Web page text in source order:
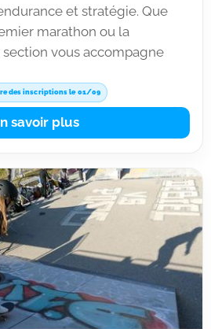
et stratégie. Que
marathon ou la
vous accompagne
des inscriptions le 01/09
savoir plus